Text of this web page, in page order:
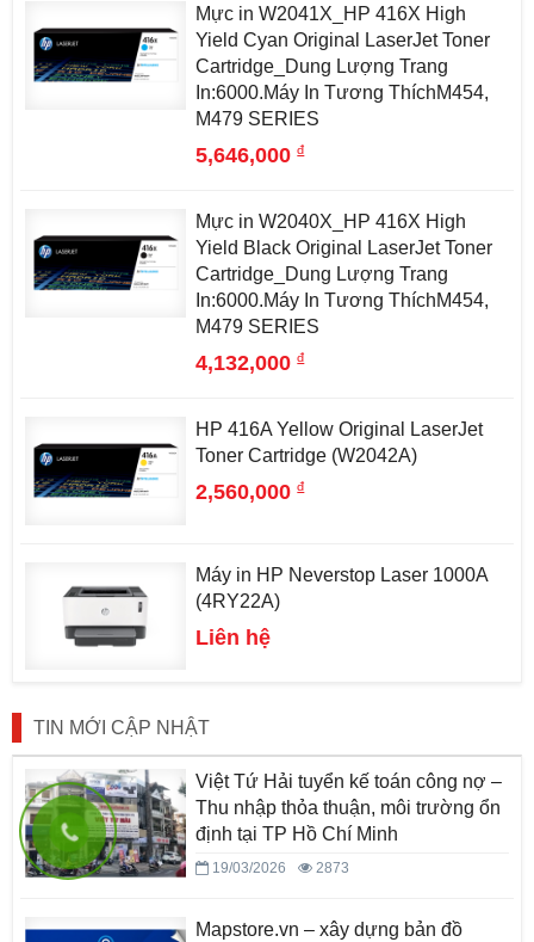
Mực in W2041X_HP 416X High
Yield Cyan Original LaserJet Toner
Cartridge_Dung Lượng Trang
In:6000.Máy In Tương ThíchM454,
M479 SERIES
5,646,000đ
Mực in W2040X_HP 416X High
Yield Black Original LaserJet Toner
Cartridge_Dung Lượng Trang
In:6000.Máy In Tương ThíchM454,
M479 SERIES
4,132,000đ
HP 416A Yellow Original LaserJet
Toner Cartridge (W2042A)
2,560,000đ
Máy in HP Neverstop Laser 1000A
(4RY22A)
Liên hệ
TIN MỚI CẬP NHẬT
Việt Tứ Hải tuyển kế toán công nợ –
Thu nhập thỏa thuận, môi trường ổn
định tại TP Hồ Chí Minh
19/03/2026 2873
Mapstore.vn – xây dựng bản đồ
Wesbsie (LCD) DELL PRO P1917S 19.0INCH
1 giờ trước